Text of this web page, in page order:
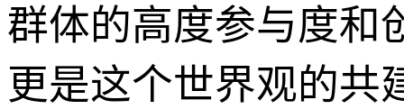
群体的高度参与度和
更是这个世界观的共